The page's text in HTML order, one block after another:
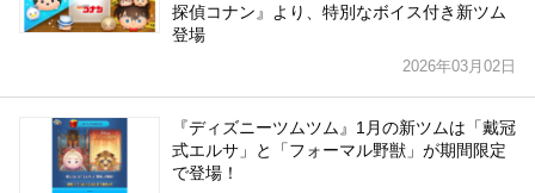
探偵コナン』より、特別なボイス付き新ツム
登場
2026年03月02日
『ディズニーツムツム』1月の新ツムは「戴冠
式エルサ」と「フォーマル野獣」が期間限定
で登場！